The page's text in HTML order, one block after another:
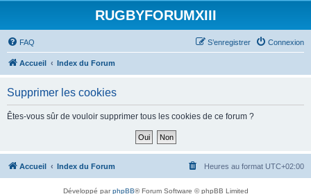
RUGBYFORUMXIII
FAQ Connexion
S’enregistrer
Accueil Index du Forum
Supprimer les cookies
Êtes-vous sûr de vouloir supprimer tous les cookies de ce forum ?
Accueil Index du Forum Heures au format UTC+02:00
Développé parphpBB® Forum Software © phpBB Limited